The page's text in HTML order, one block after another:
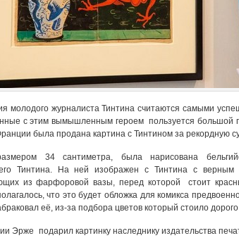
молодого журналиста Тинтина считаются самыми
с этим вымышленным героем пользуется большой
была продана картина с Тинтином за рекордную
34 сантиметра, была нарисована
Тинтина. На ней изображен с Тинтина с верным
из фарфоровой вазы, перед которой стоит
что это будет обложка для комикса
её, из-за подбора цветов который стоило
Эрже подарил картинку наследнику издательства